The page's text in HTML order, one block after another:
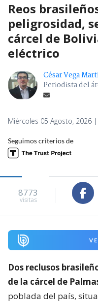
Reos
peligrosidad,
cárcel de
eléctrico
César Vega
Periodista del
Miércoles 05 Agosto, 2026
Seguimos criterios de
8773
visitas
Dos reclusos
de la cárcel de
poblada del país,